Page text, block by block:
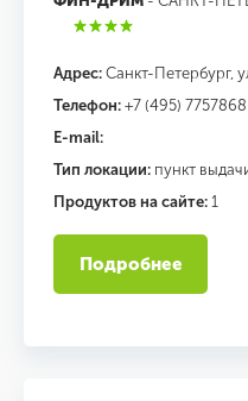
Адрес: Санкт-Петербург,
Телефон: +7 (495) 7757868
E-mail:
Тип локации: пункт
Продуктов на сайте: 1
Подробнее